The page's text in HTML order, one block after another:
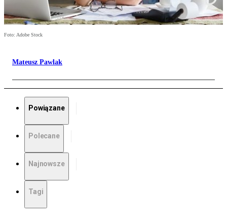
Foto: Adobe Stock
Mateusz Pawlak
Powiązane
Polecane
Najnowsze
Tagi